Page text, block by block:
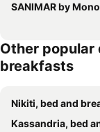
SANIMAR by
Other popular
breakfasts
Nikiti, bed and
Kassandria, bed and